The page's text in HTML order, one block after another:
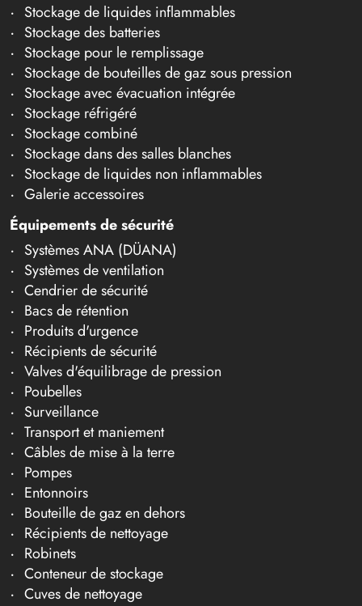
Stockage de liquides inflammables
Stockage des batteries
Stockage pour le remplissage
Stockage de bouteilles de gaz sous pression
Stockage avec évacuation intégrée
Stockage réfrigéré
Stockage combiné
Stockage dans des salles blanches
Stockage de liquides non inflammables
Galerie accessoires
Équipements de sécurité
Systèmes ANA (DÜANA)
Systèmes de ventilation
Cendrier de sécurité
Bacs de rétention
Produits d'urgence
Récipients de sécurité
Valves d'équilibrage de pression
Poubelles
Surveillance
Transport et maniement
Câbles de mise à la terre
Pompes
Entonnoirs
Bouteille de gaz en dehors
Récipients de nettoyage
Robinets
Conteneur de stockage
Cuves de nettoyage